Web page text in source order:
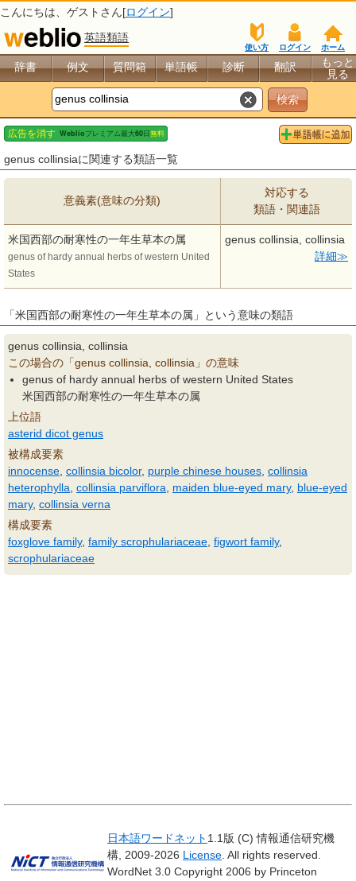
こんにちは、 ゲスト さん[ログイン]
英語類語
ホーム
ログイン
使い方
辞書 例文 質問箱 単語帳 診断 翻訳
もっと
見る
genus collinsiaに関連する類語一覧
意義素(意味の分類)
対応する
類語・関連語
米国西部の耐寒性の一年生草本の属
genus of hardy annual herbs of western United
States
genus collinsia, collinsia
詳細
「米国西部の耐寒性の一年生草本の属」という意味の類語
genus collinsia, collinsia
この場合の「genus collinsia, collinsia」の意味
genus of hardy annual herbs of western United States
米国西部の耐寒性の一年生草本の属
上位語
asterid dicot genus
被構成要素
innocense collinsia bicolor, purple chinese houses collinsia
heterophylla collinsia parviflora maiden blue-eyed mary, blue-eyed
mary, collinsia verna
構成要素
foxglove family, family scrophulariaceae figwort family,
scrophulariaceae
日本語ワードネット 1.1版 (C) 情報通信研究機
構, 2009-2026 License . All rights reserved.
WordNet 3.0 Copyright 2006 by Princeton